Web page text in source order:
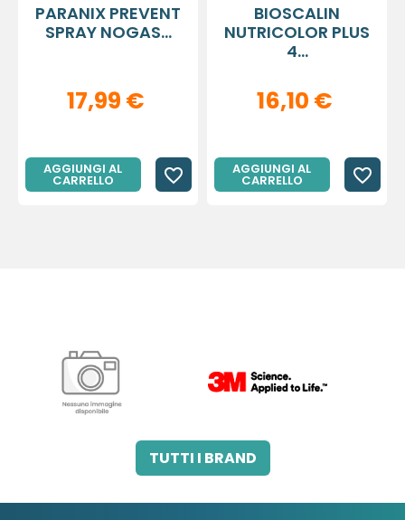
PARANIX PREVENT
SPRAY NOGAS...
17,99 €
AGGIUNGI AL
CARRELLO favorite_border
BIOSCALIN
NUTRICOLOR PLUS
4...
16,10 €
AGGIUNGI AL
CARRELLO favorite_border
3M ITALIA SRL A.B.PHARM SRL
TUTTI I BRAND